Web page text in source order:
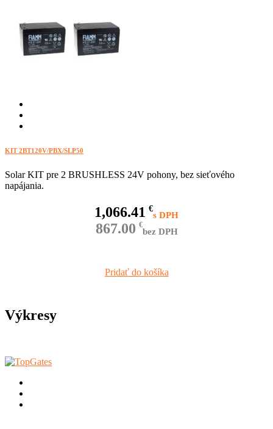
KIT 2BT120V/PBX/SLP50
Solar KIT pre 2 BRUSHLESS 24V pohony, bez sieťového
napájania.
€
1,066.41
€
867.00 bez DPH
Pridať do košíka
Výkresy